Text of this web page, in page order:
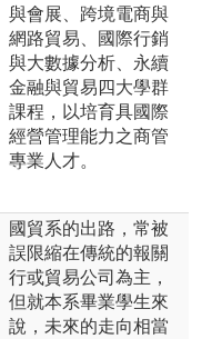
與會展、跨境電商與
網路貿易、國際行銷
與大數據分析、永續
金融與貿易四大學群
課程，以培育具國際
經營管理能力之商管
專業人才。
國貿系的出路，常被
誤限縮在傳統的報關
行或貿易公司為主，
但就本系畢業學生來
說，未來的走向相當